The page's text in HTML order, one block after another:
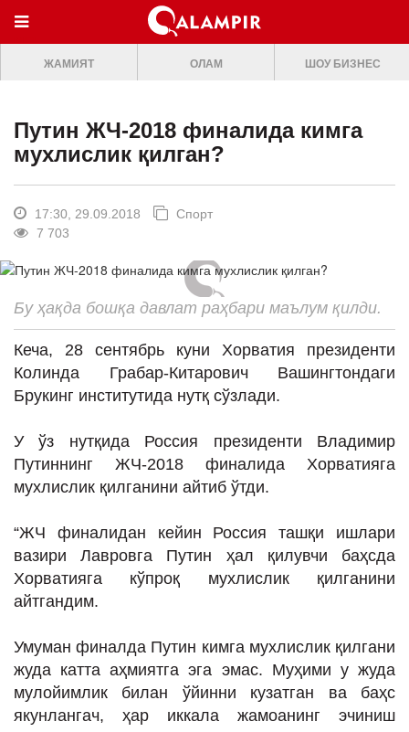
МЕНЮ
ONLINE TV
ЖАМИЯТ
ШОУ-БИЗНЕС
Клип
Кино
Театр
ЛОЙИҲАЛАР
Таҳлил
Саломатлик
Бу қизиқ
ЖАМИЯТ ОЛАМ ШОУ БИЗНЕС
Путин ЖЧ-2018 финалида кимга
мухлислик қилган?
17:30, 29.09.2018
Спорт
7 703
Бу ҳақда бошқа давлат раҳбари маълум қилди.
Кеча, 28 сентябрь куни Хорватия президенти
Колинда Грабар-Китарович Вашингтондаги
Брукинг институтида нутқ сўзлади.
У ўз нутқида Россия президенти Владимир
Путиннинг ЖЧ-2018 финалида Хорватияга
мухлислик қилганини айтиб ўтди.
“ЖЧ финалидан кейин Россия ташқи ишлари
вазири Лавровга Путин ҳал қилувчи баҳсда
Хорватияга кўпроқ мухлислик қилганини
айтгандим.
Умуман финалда Путин кимга мухлислик қилгани
жуда катта аҳмиятга эга эмас. Муҳими у жуда
мулойимлик билан ўйинни кузатган ва баҳс
якунлангач, ҳар иккала жамоанинг эчиниш